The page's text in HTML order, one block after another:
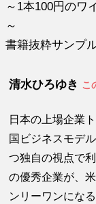
～1本100円のワ
～
書籍抜粋サンプル
清水ひろゆき こ
日本の上場企業
国ビジネスモデ
つ独自の視点で
の優秀企業が、
ンリーワンにな